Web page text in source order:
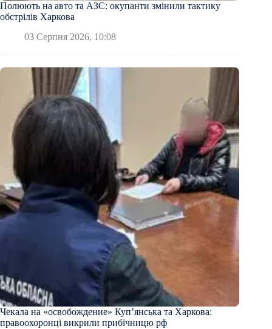
Полюють на авто та АЗС: окупанти змінили тактику
обстрілів Харкова
03 Серпня 2026, 10:08
Чекала на «освобождение» Купʼянська та Харкова:
правоохоронці викрили прибічницю рф